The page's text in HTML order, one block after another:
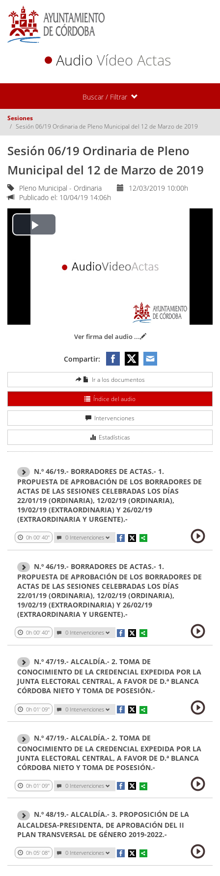
Audio Vídeo Actas
Buscar / Filtrar
Sesiones
Sesión 06/19 Ordinaria de Pleno Municipal del 12 de Marzo de 2019
Sesión 06/19 Ordinaria de Pleno
Municipal del 12 de Marzo de 2019
Pleno Municipal - Ordinaria
12/03/2019 10:00h
Publicado el: 10/04/19 14:06h
Play
Ver firma del audio ...
Compartir:
Ir a los documentos
Índice del audio
Intervenciones
Estadísticas
N.º 46/19.- BORRADORES DE ACTAS.- 1.
PROPUESTA DE APROBACIÓN DE LOS BORRADORES DE
ACTAS DE LAS SESIONES CELEBRADAS LOS DÍAS
22/01/19 (ORDINARIA), 12/02/19 (ORDINARIA),
19/02/19 (EXTRAORDINARIA) Y 26/02/19
(EXTRAORDINARIA Y URGENTE).-
0h 00' 40'' 0 Intervenciones
N.º 46/19.- BORRADORES DE ACTAS.- 1.
PROPUESTA DE APROBACIÓN DE LOS BORRADORES DE
ACTAS DE LAS SESIONES CELEBRADAS LOS DÍAS
22/01/19 (ORDINARIA), 12/02/19 (ORDINARIA),
19/02/19 (EXTRAORDINARIA) Y 26/02/19
(EXTRAORDINARIA Y URGENTE).-
0h 00' 40'' 0 Intervenciones
N.º 47/19.- ALCALDÍA.- 2. TOMA DE
CONOCIMIENTO DE LA CREDENCIAL EXPEDIDA POR LA
JUNTA ELECTORAL CENTRAL, A FAVOR DE D.ª BLANCA
CÓRDOBA NIETO Y TOMA DE POSESIÓN.-
0h 01' 09'' 0 Intervenciones
N.º 47/19.- ALCALDÍA.- 2. TOMA DE
CONOCIMIENTO DE LA CREDENCIAL EXPEDIDA POR LA
JUNTA ELECTORAL CENTRAL, A FAVOR DE D.ª BLANCA
CÓRDOBA NIETO Y TOMA DE POSESIÓN.-
0h 01' 09'' 0 Intervenciones
N.º 48/19.- ALCALDÍA.- 3. PROPOSICIÓN DE LA
ALCALDESA-PRESIDENTA, DE APROBACIÓN DEL II
PLAN TRANSVERSAL DE GÉNERO 2019-2022.-
0h 05' 08'' 0 Intervenciones